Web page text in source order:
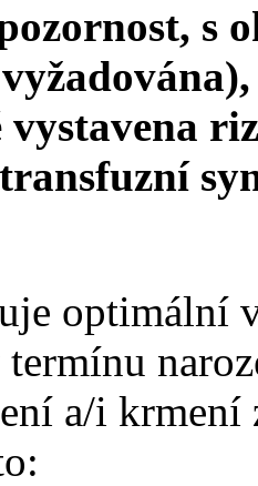
s
vystavena
optimální
a/i